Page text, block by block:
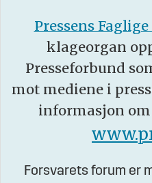
Pressens
klageorgan
Presseforbund
mot mediene i
informasjon om
Forsvarets forum er